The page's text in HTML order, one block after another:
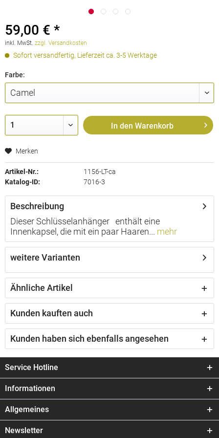
59,00 € *
inkl. MwSt. zzgl. Versandkosten
Sofort versandfertig, Lieferzeit ca. 3-5 Werktage
Farbe:
In den Warenkorb
Merken
Artikel-Nr.:
1156-LT-ca
Katalog-ID:
7016-3
Beschreibung
Dieser Schlüsselanhänger enthält eine
Innenkapsel, die mit ein paar Haaren... mehr
weitere Varianten
Ähnliche Artikel
Kunden kauften auch
Kunden haben sich ebenfalls angesehen
Service Hotline
Informationen
Allgemeines
Newsletter